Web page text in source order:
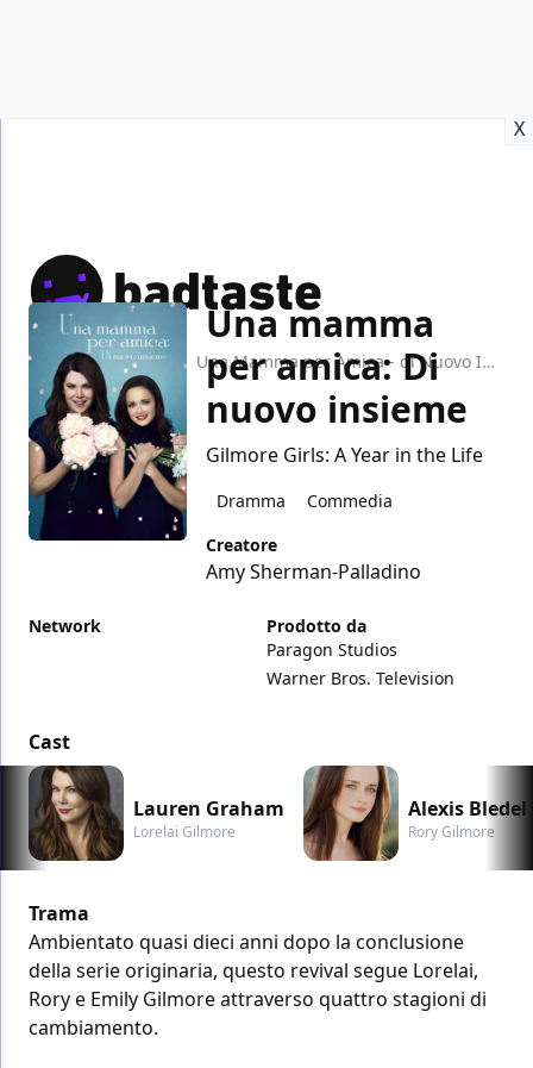
X
Home TV Una Mamma per Amica - di Nuovo Insieme
Una mamma
per amica: Di
nuovo insieme
Gilmore Girls: A Year in the Life
Dramma
Commedia
Creatore
Amy Sherman-Palladino
Network
Prodotto da
Paragon Studios
Warner Bros. Television
Cast
Lauren Graham
Lorelai Gilmore
Alexis Bledel
Rory Gilmore
Trama
Ambientato quasi dieci anni dopo la conclusione
della serie originaria, questo revival segue Lorelai,
Rory e Emily Gilmore attraverso quattro stagioni di
cambiamento.